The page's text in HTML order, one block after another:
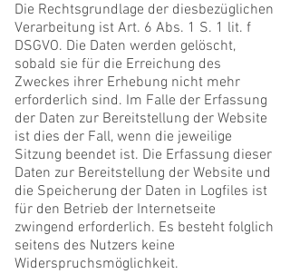
Die Rechtsgrundlage der diesbezüglichen
Verarbeitung ist Art. 6 Abs. 1 S. 1 lit. f
DSGVO. Die Daten werden gelöscht,
sobald sie für die Erreichung des
Zweckes ihrer Erhebung nicht mehr
erforderlich sind. Im Falle der Erfassung
der Daten zur Bereitstellung der Website
ist dies der Fall, wenn die jeweilige
Sitzung beendet ist. Die Erfassung dieser
Daten zur Bereitstellung der Website und
die Speicherung der Daten in Logfiles ist
für den Betrieb der Internetseite
zwingend erforderlich. Es besteht folglich
seitens des Nutzers keine
Widerspruchsmöglichkeit.